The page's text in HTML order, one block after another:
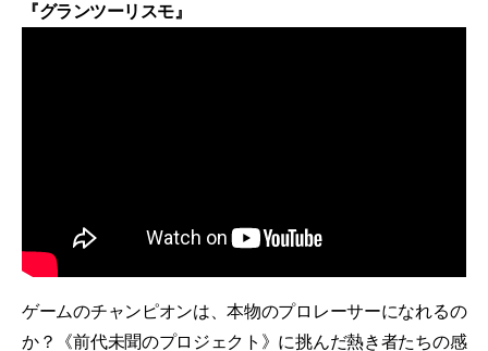
『グランツーリスモ』
ゲームのチャンピオンは、本物のプロレーサーになれるの
か？《前代未聞のプロジェクト》に挑んだ熱き者たちの感